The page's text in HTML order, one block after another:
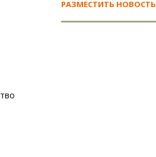
РАЗМЕСТИТЬ НОВОСТЬ